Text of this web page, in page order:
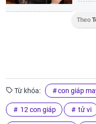
Theo
Từ khóa: con giáp
12 con giáp tử vi